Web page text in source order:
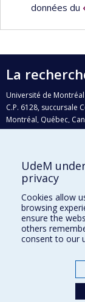
données du
La
Université de Montréal
C.P. 6128, succursale
Montréal, Québec,
H3C 3J7
Qui fait quoi?
Nous trouver
Plan du site
Accessibilité
UdeM
privacy
Cookies allow
browsing
ensure the
others
consent to our